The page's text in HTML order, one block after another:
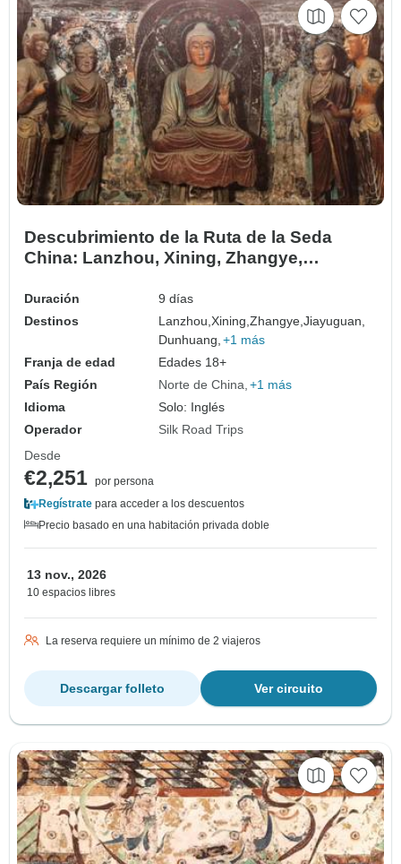
Descubrimiento de la Ruta de la Seda
China: Lanzhou, Xining, Zhangye,
Duración
9 días
Destinos
Lanzhou,Xining,Zhangye,Jiayuguan,
Dunhuang, +1 más
Franja de edad
Edades 18+
País Región
Norte de China +1 más
Idioma
Solo: Inglés
Operador
Silk Road Trips
Desde
€2,251 por persona
Regístrate para acceder a los descuentos
Precio basado en una habitación privada doble
13 nov., 2026
10 espacios libres
La reserva requiere un mínimo de 2 viajeros
Ver circuito
Descargar folleto